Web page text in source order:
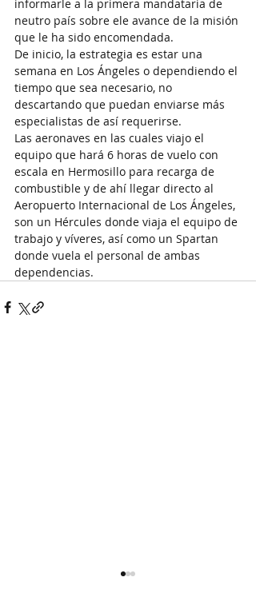
informarle a la primera mandataria de
neutro país sobre ele avance de la misión
que le ha sido encomendada.
De inicio, la estrategia es estar una
semana en Los Ángeles o dependiendo el
tiempo que sea necesario, no
descartando que puedan enviarse más
especialistas de así requerirse.
Las aeronaves en las cuales viajo el
equipo que hará 6 horas de vuelo con
escala en Hermosillo para recarga de
combustible y de ahí llegar directo al
Aeropuerto Internacional de Los Ángeles,
son un Hércules donde viaja el equipo de
trabajo y víveres, así como un Spartan
donde vuela el personal de ambas
dependencias.